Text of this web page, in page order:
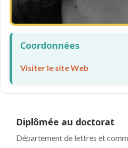
Coordonnées
Visiter le site Web
Diplômée au doctorat
Département de lettres et